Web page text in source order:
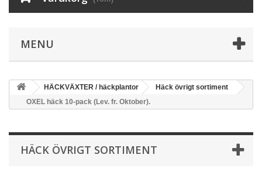
MENU
HÄCKVÄXTER / häckplantor
Häck övrigt sortiment
OXEL häck 10-pack (Lev. fr. Oktober).
HÄCK ÖVRIGT SORTIMENT